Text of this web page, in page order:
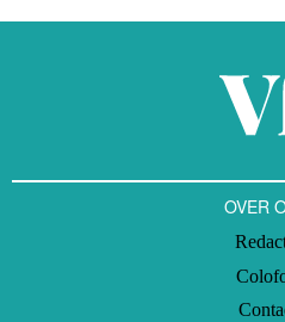
OVER